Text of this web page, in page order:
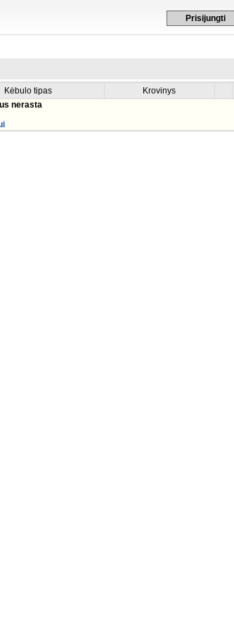
Prisijungti
Kėbulo tipas Krovinys
nerasta